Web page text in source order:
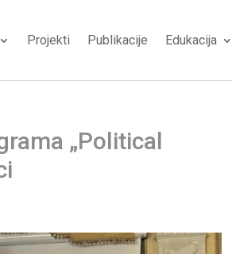
Projekti Publikacije Edukacija
„Political